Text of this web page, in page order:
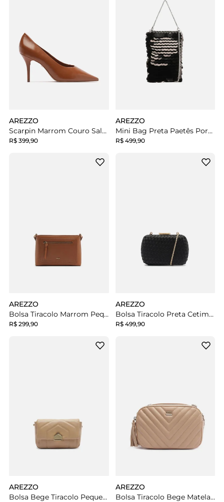
AREZZO
Scarpin Marrom Couro Salto Médio Fino Bico Fino
R$ 399,90
AREZZO
Mini Bag Preta Paetês Porta-Celular Corrente
R$ 499,90
AREZZO
Bolsa Tiracolo Marrom Pequena Bolso Zíper
R$ 299,90
AREZZO
Bolsa Tiracolo Preta Cetim Pequena Matelassê
R$ 499,90
AREZZO
Bolsa Bege Tiracolo Pequena Matelassê Metal
AREZZO
Bolsa Tiracolo Bege Matelassê Grande Barbicacho